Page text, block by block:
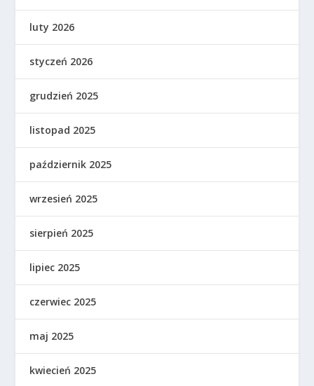
luty 2026
styczeń 2026
grudzień 2025
listopad 2025
październik 2025
wrzesień 2025
sierpień 2025
lipiec 2025
czerwiec 2025
maj 2025
kwiecień 2025